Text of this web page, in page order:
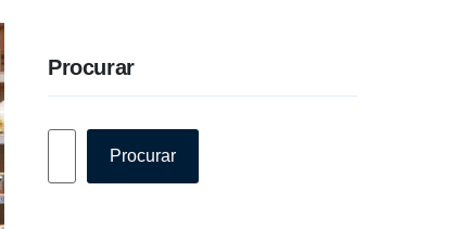
Procurar
Procurar